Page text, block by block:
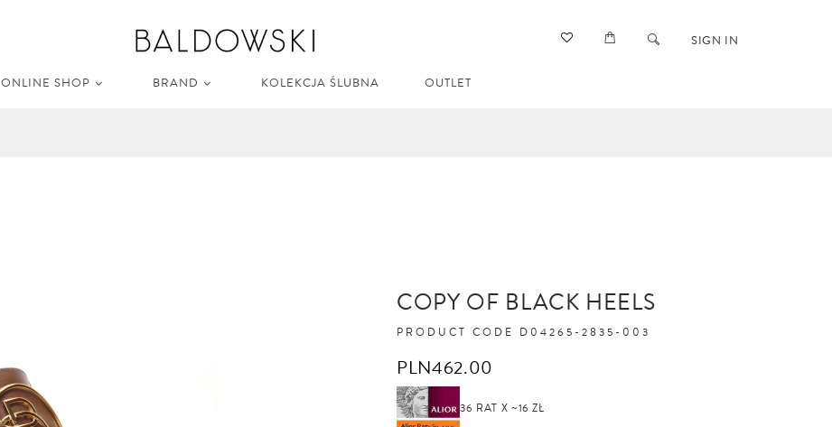
SIGN IN
ONLINE SHOP BRAND KOLEKCJA ŚLUBNA OUTLET
COPY OF BLACK HEELS
PRODUCT CODE D04265-2835-003
PLN462.00
36 RAT X ~16 ZŁ